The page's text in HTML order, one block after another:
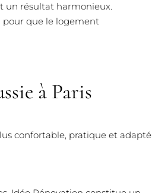
un résultat harmonieux.
pour que le logement
à Paris
confortable, pratique et adapté